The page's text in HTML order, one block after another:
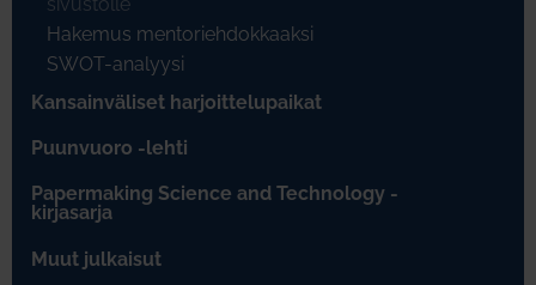
sivustolle
Hakemus mentoriehdokkaaksi
SWOT-analyysi
Kansainväliset harjoittelupaikat
Puunvuoro -lehti
Papermaking Science and Technology -
kirjasarja
Muut julkaisut